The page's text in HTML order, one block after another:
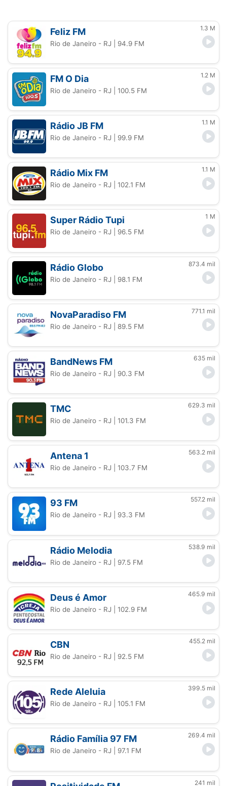
Feliz FM 1.3 M
Rio de Janeiro - RJ | 94.9 FM
FM O Dia 1.2 M
Rio de Janeiro - RJ | 100.5 FM
Rádio JB FM 1.1 M
Rio de Janeiro - RJ | 99.9 FM
Rádio Mix FM 1.1 M
Rio de Janeiro - RJ | 102.1 FM
Super Rádio Tupi 1 M
Rio de Janeiro - RJ | 96.5 FM
Rádio Globo 873.4 mil
Rio de Janeiro - RJ | 98.1 FM
NovaParadiso FM 771.1 mil
Rio de Janeiro - RJ | 89.5 FM
BandNews FM 635 mil
Rio de Janeiro - RJ | 90.3 FM
TMC 629.3 mil
Rio de Janeiro - RJ | 101.3 FM
Antena 1 563.2 mil
Rio de Janeiro - RJ | 103.7 FM
93 FM 557.2 mil
Rio de Janeiro - RJ | 93.3 FM
Rádio Melodia 538.9 mil
Rio de Janeiro - RJ | 97.5 FM
Deus é Amor 465.9 mil
Rio de Janeiro - RJ | 102.9 FM
CBN 455.2 mil
Rio de Janeiro - RJ | 92.5 FM
Rede Aleluia 399.5 mil
Rio de Janeiro - RJ | 105.1 FM
Rádio Família 97 FM 269.4 mil
Rio de Janeiro - RJ | 97.1 FM
241 mil